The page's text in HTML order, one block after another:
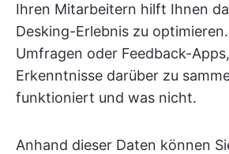
Ihren Mitarbeitern hilft Ihnen
Desking-Erlebnis zu
Umfragen oder Feedback-
Erkenntnisse darüber zu
funktioniert und was nicht.
Anhand dieser Daten können